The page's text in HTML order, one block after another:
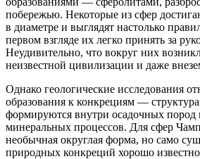
побережью. Некоторые из сфер
в диаметре и выглядят настолько
первом взгляде их легко принять за
Неудивительно, что вокруг них
неизвестной цивилизации и даже
Однако геологические исследования
образования к конкрециям —
формируются внутри осадочных пород
минеральных процессов. Для сфер
необычная округлая форма, но само
природных конкреций хорошо